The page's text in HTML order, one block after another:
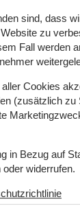
am
gemeinsam
finden Sie
sind, dass
zu
Fall werden
Cookies
(zusätzlich zu
in Bezug auf
widerrufen.